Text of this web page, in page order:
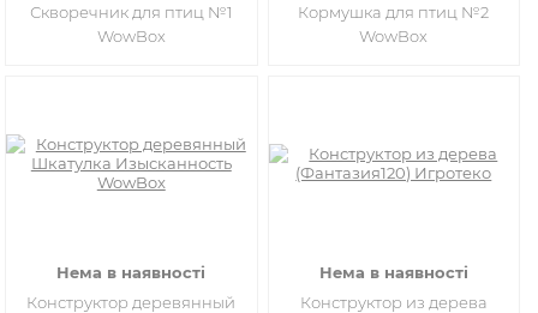
Скворечник для птиц №1
WowBox
Кормушка для птиц №2
WowBox
Нема в наявності
Конструктор деревянный
Нема в наявності
Конструктор из дерева